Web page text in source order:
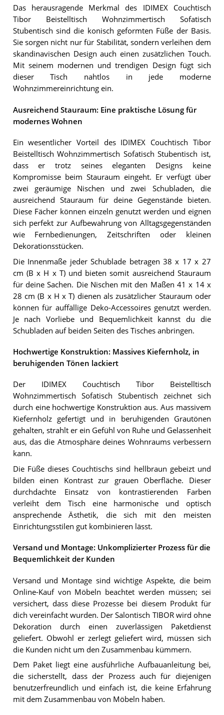
Das herausragende Merkmal des IDIMEX Couchtisch
Tibor Beistelltisch Wohnzimmertisch Sofatisch
Stubentisch sind die konisch geformten Füße der Basis.
Sie sorgen nicht nur für Stabilität, sondern verleihen dem
skandinavischen Design auch einen zusätzlichen Touch.
Mit seinem modernen und trendigen Design fügt sich
dieser Tisch nahtlos in jede moderne
Wohnzimmereinrichtung ein.
Ausreichend Stauraum: Eine praktische Lösung für
modernes Wohnen
Ein wesentlicher Vorteil des IDIMEX Couchtisch Tibor
Beistelltisch Wohnzimmertisch Sofatisch Stubentisch ist,
dass er trotz seines eleganten Designs keine
Kompromisse beim Stauraum eingeht. Er verfügt über
zwei geräumige Nischen und zwei Schubladen, die
ausreichend Stauraum für deine Gegenstände bieten.
Diese Fächer können einzeln genutzt werden und eignen
sich perfekt zur Aufbewahrung von Alltagsgegenständen
wie Fernbedienungen, Zeitschriften oder kleinen
Dekorationsstücken.
Die Innenmaße jeder Schublade betragen 38 x 17 x 27
cm (B x H x T) und bieten somit ausreichend Stauraum
für deine Sachen. Die Nischen mit den Maßen 41 x 14 x
28 cm (B x H x T) dienen als zusätzlicher Stauraum oder
können für auffällige Deko-Accessoires genutzt werden.
Je nach Vorliebe und Bequemlichkeit kannst du die
Schubladen auf beiden Seiten des Tisches anbringen.
Hochwertige Konstruktion: Massives Kiefernholz, in
beruhigenden Tönen lackiert
Der IDIMEX Couchtisch Tibor Beistelltisch
Wohnzimmertisch Sofatisch Stubentisch zeichnet sich
durch eine hochwertige Konstruktion aus. Aus massivem
Kiefernholz gefertigt und in beruhigenden Grautönen
gehalten, strahlt er ein Gefühl von Ruhe und Gelassenheit
aus, das die Atmosphäre deines Wohnraums verbessern
kann.
Die Füße dieses Couchtischs sind hellbraun gebeizt und
bilden einen Kontrast zur grauen Oberfläche. Dieser
durchdachte Einsatz von kontrastierenden Farben
verleiht dem Tisch eine harmonische und optisch
ansprechende Ästhetik, die sich mit den meisten
Einrichtungsstilen gut kombinieren lässt.
Versand und Montage: Unkomplizierter Prozess für die
Bequemlichkeit der Kunden
Versand und Montage sind wichtige Aspekte, die beim
Online-Kauf von Möbeln beachtet werden müssen; sei
versichert, dass diese Prozesse bei diesem Produkt für
dich vereinfacht wurden. Der Salontisch TIBOR wird ohne
Dekoration durch einen zuverlässigen Paketdienst
geliefert. Obwohl er zerlegt geliefert wird, müssen sich
die Kunden nicht um den Zusammenbau kümmern.
Dem Paket liegt eine ausführliche Aufbauanleitung bei,
die sicherstellt, dass der Prozess auch für diejenigen
benutzerfreundlich und einfach ist, die keine Erfahrung
mit dem Zusammenbau von Möbeln haben.